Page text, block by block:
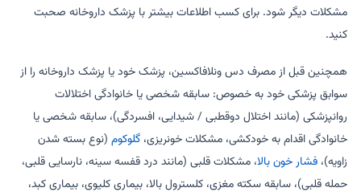
مشکلات دیگر شود. برای کسب اطلاعات بیشتر با پزشک داروخانه صحبت
کنید.
همچنین قبل از مصرف دس ونلافاکسین، پزشک خود یا پزشک داروخانه را از
سوابق پزشکی خود به خصوص: سابقه شخصی یا خانوادگی اختلالات
روانپزشکی (مانند اختلال دوقطبی / شیدایی، افسردگی)، سابقه شخصی یا
خانوادگی اقدام به خودکشی، مشکلات خونریزی،گلوکوم (نوع بسته شدن
زاویه)،فشار خون بالا، مشکلات قلبی (مانند درد قفسه سینه، نارسایی قلبی،
حمله قلبی)، سابقه سکته مغزی، کلسترول بالا، بیماری کلیوی، بیماری کبد،